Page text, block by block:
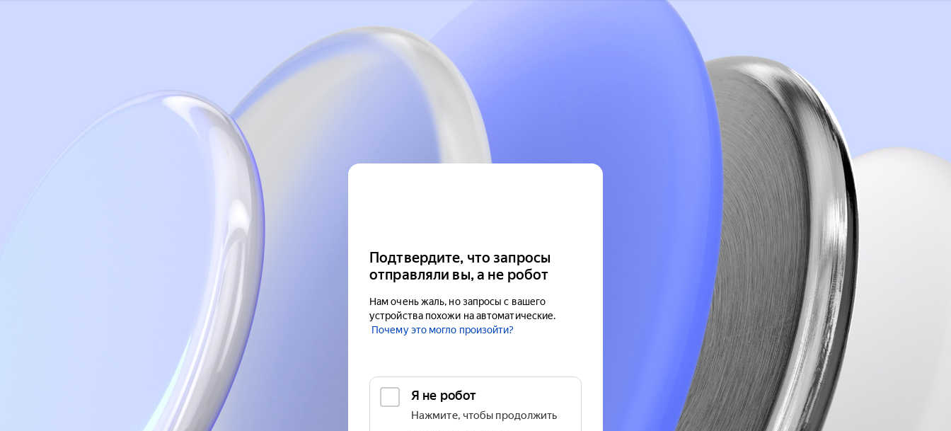
Подтвердите, что запросы
отправляли вы, а не робот
Нам очень жаль, но запросы с вашего
устройства похожи на автоматические.
Почему это могло произойти?